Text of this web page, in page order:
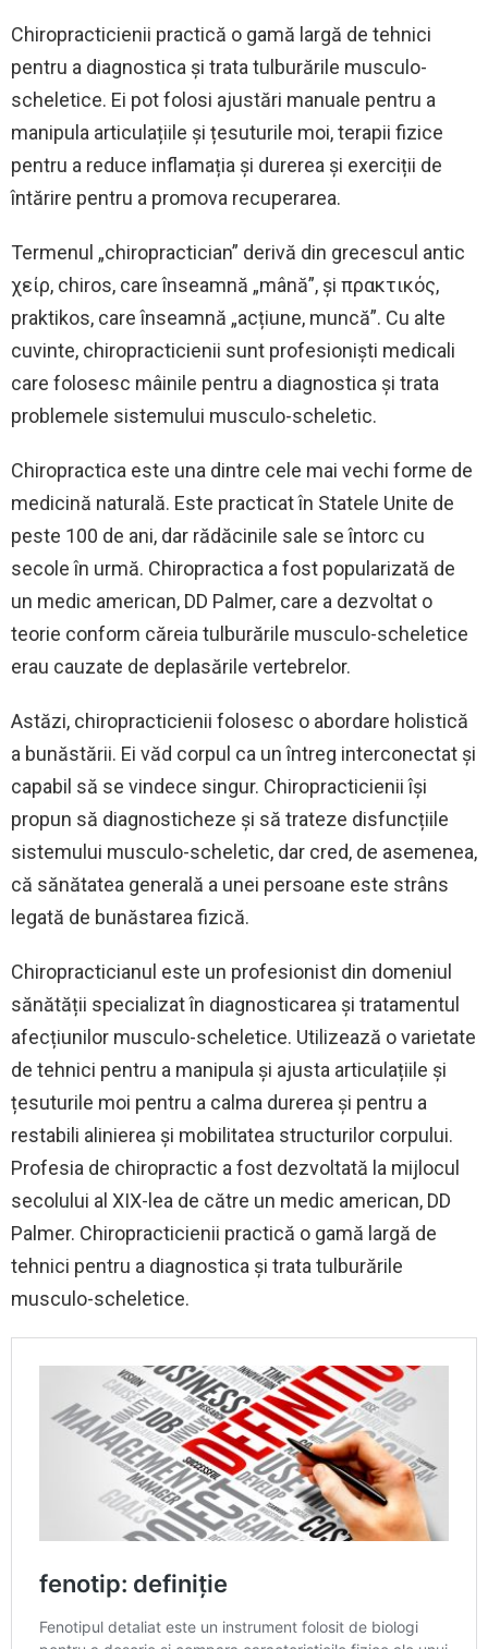
Chiropracticienii practică o gamă largă de tehnici
pentru a diagnostica și trata tulburările musculo-
scheletice. Ei pot folosi ajustări manuale pentru a
manipula articulațiile și țesuturile moi, terapii fizice
pentru a reduce inflamația și durerea și exerciții de
întărire pentru a promova recuperarea.
Termenul „chiropractician” derivă din grecescul antic
χείρ, chiros, care înseamnă „mână”, și πρακτικός,
praktikos, care înseamnă „acțiune, muncă”. Cu alte
cuvinte, chiropracticienii sunt profesioniști medicali
care folosesc mâinile pentru a diagnostica și trata
problemele sistemului musculo-scheletic.
Chiropractica este una dintre cele mai vechi forme de
medicină naturală. Este practicat în Statele Unite de
peste 100 de ani, dar rădăcinile sale se întorc cu
secole în urmă. Chiropractica a fost popularizată de
un medic american, DD Palmer, care a dezvoltat o
teorie conform căreia tulburările musculo-scheletice
erau cauzate de deplasările vertebrelor.
Astăzi, chiropracticienii folosesc o abordare holistică
a bunăstării. Ei văd corpul ca un întreg interconectat și
capabil să se vindece singur. Chiropracticienii își
propun să diagnosticheze și să trateze disfuncțiile
sistemului musculo-scheletic, dar cred, de asemenea,
că sănătatea generală a unei persoane este strâns
legată de bunăstarea fizică.
Chiropracticianul este un profesionist din domeniul
sănătății specializat în diagnosticarea și tratamentul
afecțiunilor musculo-scheletice. Utilizează o varietate
de tehnici pentru a manipula și ajusta articulațiile și
țesuturile moi pentru a calma durerea și pentru a
restabili alinierea și mobilitatea structurilor corpului.
Profesia de chiropractic a fost dezvoltată la mijlocul
secolului al XIX-lea de către un medic american, DD
Palmer. Chiropracticienii practică o gamă largă de
tehnici pentru a diagnostica și trata tulburările
musculo-scheletice.